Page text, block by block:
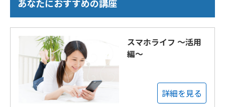
あなたにおすすめの講座
スマホライフ ～活用
編～
詳細を見る